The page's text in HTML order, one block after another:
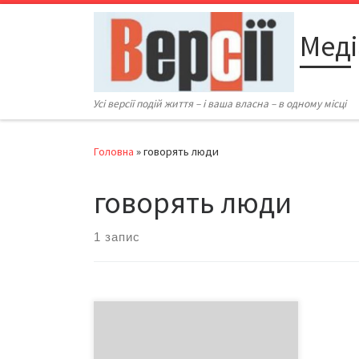
Перейти до вмісту
Усі версії подій життя – і ваша власна – в одному місці
Головна »говорять люди
говорять люди
1 запис